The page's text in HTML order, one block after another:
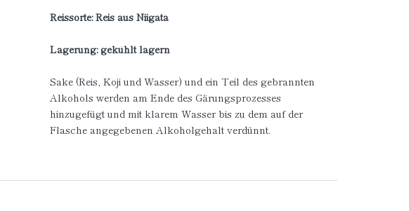
Reissorte: Reis aus Niigata
Lagerung: gekühlt lagern
Sake (Reis, Koji und Wasser) und ein Teil des gebrannten
Alkohols werden am Ende des Gärungsprozesses
hinzugefügt und mit klarem Wasser bis zu dem auf der
Flasche angegebenen Alkoholgehalt verdünnt.